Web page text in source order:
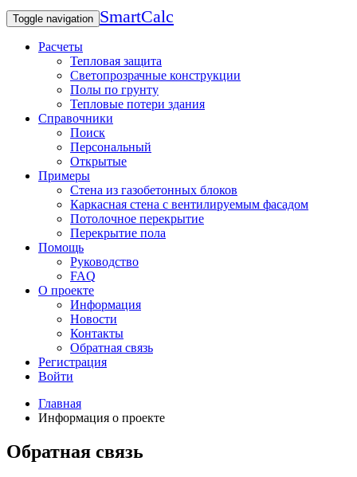
Toggle navigation SmartCalc
Расчеты
Тепловая защита
Светопрозрачные конструкции
Полы по грунту
Тепловые потери здания
Справочники
Поиск
Персональный
Открытые
Примеры
Стена из газобетонных блоков
Каркасная стена с вентилируемым фасадом
Потолочное перекрытие
Перекрытие пола
Помощь
Руководство
FAQ
О проекте
Информация
Новости
Контакты
Обратная связь
Регистрация
Войти
Главная
Информация о проекте
Обратная связь